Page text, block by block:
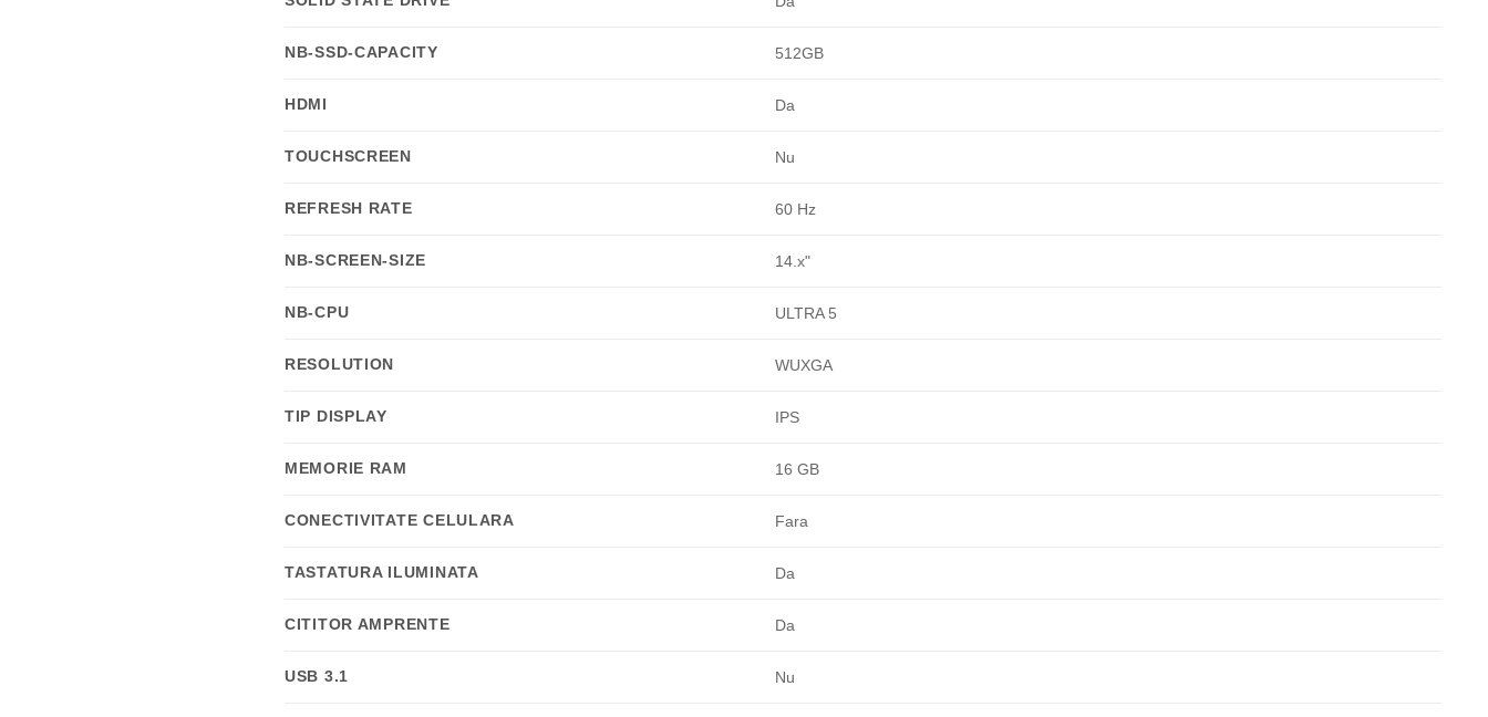
NB-SSD-CAPACITY 512GB
HDMI Da
TOUCHSCREEN Nu
REFRESH RATE 60 Hz
NB-SCREEN-SIZE 14.x"
NB-CPU ULTRA 5
RESOLUTION WUXGA
TIP DISPLAY IPS
MEMORIE RAM 16 GB
CONECTIVITATE CELULARA Fara
TASTATURA ILUMINATA Da
CITITOR AMPRENTE Da
USB 3.1 Nu